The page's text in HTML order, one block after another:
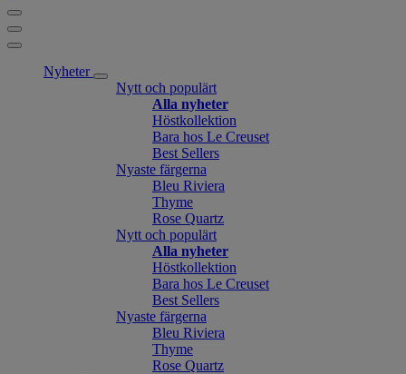
Nyheter
Nytt och populärt
Alla nyheter
Höstkollektion
Bara hos Le Creuset
Best Sellers
Nyaste färgerna
Bleu Riviera
Thyme
Rose Quartz
Nytt och populärt
Alla nyheter
Höstkollektion
Bara hos Le Creuset
Best Sellers
Nyaste färgerna
Bleu Riviera
Thyme
Rose Quartz